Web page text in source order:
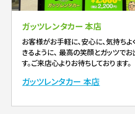
ガッツレンタカー 本店
お客様がお手軽に、安心に、気持ち
きるように、 最高の笑顔とガッツで
す。ご来店心よりお待ちしております。
ガッツレンタカー 本店